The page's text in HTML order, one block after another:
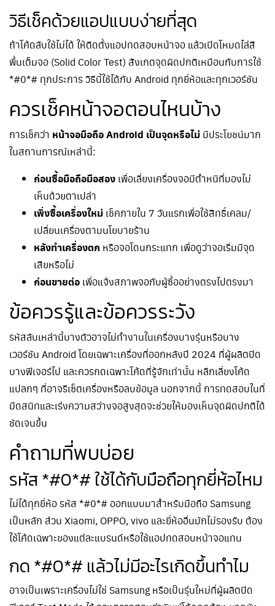
วิธีเช็คด้วยแอปแบบง่ายที่สุด
ถ้าโค้ดลับใช้ไม่ได้ ให้ติดตั้งแอปทดสอบหน้าจอ แล้วเปิดโหมดไล่สี
พื้นเต็มจอ (Solid Color Test) สังเกตจุดผิดปกติเหมือนกับการใช้
*#0*# ทุกประการ วิธีนี้ใช้ได้กับ Android ทุกยี่ห้อและทุกเวอร์ชัน
ควรเช็คหน้าจอตอนไหนบ้าง
การเช็คว่า หน้าจอมือถือ Android เป็นจุดหรือไม่ มีประโยชน์มาก
ในสถานการณ์เหล่านี้:
ก่อนซื้อมือถือมือสอง เพื่อเลี่ยงเครื่องจอมีตำหนิที่มองไม่
เห็นด้วยตาเปล่า
เพิ่งซื้อเครื่องใหม่ เช็คภายใน 7 วันแรกเพื่อใช้สิทธิ์เคลม/
เปลี่ยนเครื่องตามนโยบายร้าน
หลังทำเครื่องตก หรือจอโดนกระแทก เพื่อดูว่าจอเริ่มมีจุด
เสียหรือไม่
ก่อนขายต่อ เพื่อแจ้งสภาพจอกับผู้ซื้ออย่างตรงไปตรงมา
ข้อควรรู้และข้อควรระวัง
รหัสลับเหล่านี้บางตัวอาจไม่ทำงานในเครื่องบางรุ่นหรือบาง
เวอร์ชัน Android โดยเฉพาะเครื่องที่ออกหลังปี 2024 ที่ผู้ผลิตปิด
บางฟีเจอร์ไป และควรกดเฉพาะโค้ดที่รู้จักเท่านั้น หลีกเลี่ยงโค้ด
แปลกๆ ที่อาจรีเซ็ตเครื่องหรือลบข้อมูล นอกจากนี้ การทดสอบในที่
มืดสนิทและเร่งความสว่างจอสูงสุดจะช่วยให้มองเห็นจุดผิดปกติได้
ชัดเจนขึ้น
คำถามที่พบบ่อย
รหัส *#0*# ใช้ได้กับมือถือทุกยี่ห้อไหม
ไม่ได้ทุกยี่ห้อ รหัส *#0*# ออกแบบมาสำหรับมือถือ Samsung
เป็นหลัก ส่วน Xiaomi, OPPO, vivo และยี่ห้ออื่นมักไม่รองรับ ต้อง
ใช้โค้ดเฉพาะของแต่ละแบรนด์หรือใช้แอปทดสอบหน้าจอแทน
กด *#0*# แล้วไม่มีอะไรเกิดขึ้นทำไม
อาจเป็นเพราะเครื่องไม่ใช่ Samsung หรือเป็นรุ่นใหม่ที่ผู้ผลิตปิด